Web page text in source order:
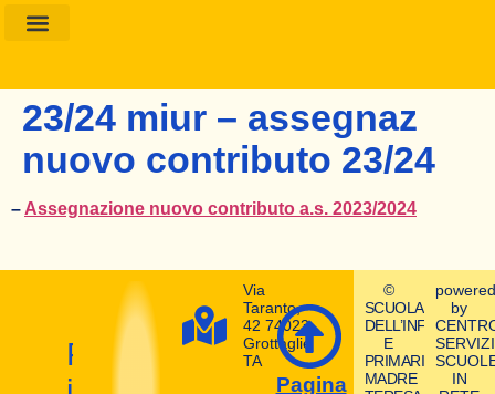
23/24 miur – assegnaz
nuovo contributo 23/24
– Assegnazione nuovo contributo a.s. 2023/2024
Prepara
Via
Taranto,
42 74023
Grottaglie
TA
Pagina
©
SCUOLA
DELL’INFANZIA
E
PRIMARIA
MADRE
powered
by
SERVIZI
IN